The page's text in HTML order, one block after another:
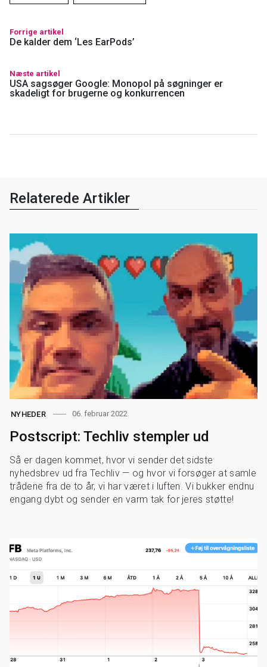
Forrige artikel
De kalder dem ‘Les EarPods’
Næste artikel
USA sagsøger Google: Monopol på søgninger er
skadeligt for brugerne og konkurrencen
Relaterede Artikler
NYHEDER 06. februar 2022
Postscript: Techliv stempler ud
Så er dagen kommet, hvor vi sender det sidste
nyhedsbrev ud fra Techliv — og hvor vi forsøger at samle
trådene fra de to år, vi har været i luften. Vi bukker endnu
engang dybt og sender en varm tak for jeres støtte!